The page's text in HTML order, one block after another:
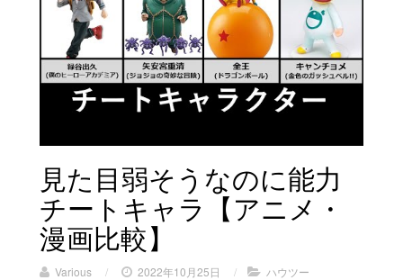
見た目弱そうなのに能力
チートキャラ【アニメ・
漫画比較】
Various / 2022年10月25日 / ハウツー